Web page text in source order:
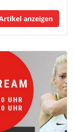
anzeigen